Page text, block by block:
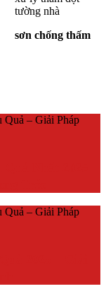
tường nhà
sơn chống thấm